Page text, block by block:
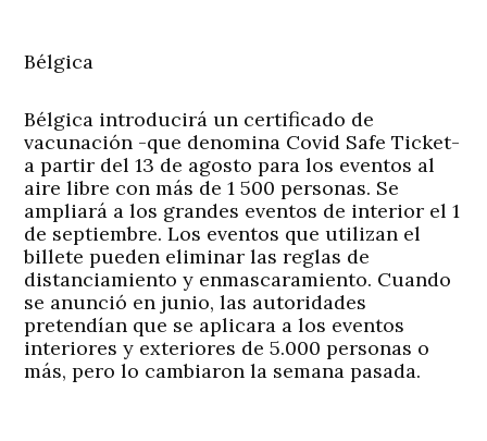
Bélgica
Bélgica introducirá un certificado de
vacunación -que denomina Covid Safe Ticket-
a partir del 13 de agosto para los eventos al
aire libre con más de 1 500 personas. Se
ampliará a los grandes eventos de interior el 1
de septiembre. Los eventos que utilizan el
billete pueden eliminar las reglas de
distanciamiento y enmascaramiento. Cuando
se anunció en junio, las autoridades
pretendían que se aplicara a los eventos
interiores y exteriores de 5.000 personas o
más, pero lo cambiaron la semana pasada.